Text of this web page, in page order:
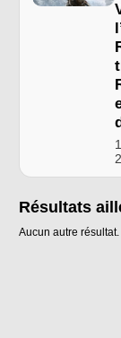
Résultats
Aucun autre résultat.